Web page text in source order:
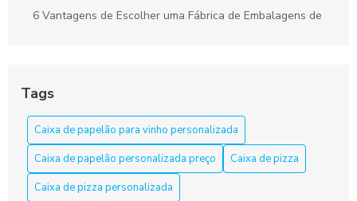
6 Vantagens de Escolher uma Fábrica de Embalagens de
As Razões para Investir em Embalagem Personalizada
As Vantagens de Usar Caixa de Papelão para Salgados
Caixa de Bolo Personalizada: Transforme Festas em
Momentos Inesquecíveis
Tags
Caixa de papelão para vinho personalizada
Caixa de papelão personalizada preço
Caixa de pizza
Caixa de pizza personalizada